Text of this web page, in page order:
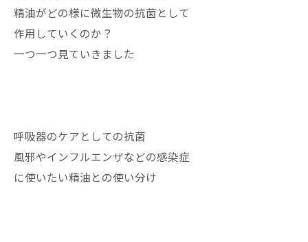
精油がどの様に微生物の抗菌として
作用していくのか？
一つ一つ見ていきました
呼吸器のケアとしての抗菌
風邪やインフルエンザなどの感染症
に使いたい精油との使い分け